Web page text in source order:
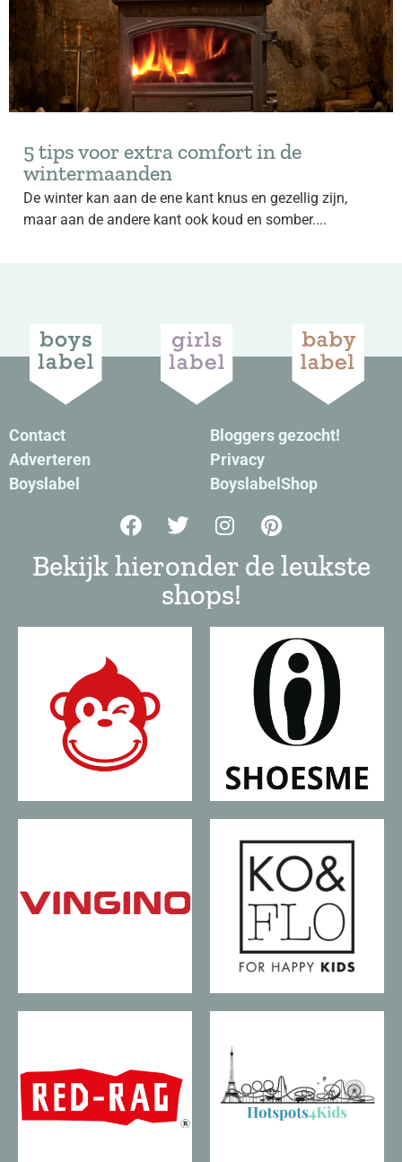
5 tips voor extra comfort in de
wintermaanden
De winter kan aan de ene kant knus en gezellig zijn,
maar aan de andere kant ook koud en somber....
Contact
Adverteren
Boyslabel
Bloggers gezocht!
Privacy
BoyslabelShop
Bekijk hieronder de leukste
shops!